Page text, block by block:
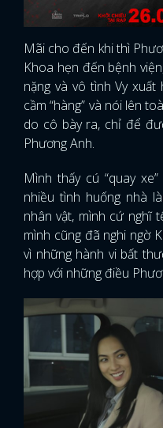
Mãi cho đến khi thì
Khoa hẹn đến bệnh
nặng và vô tình Vy
cầm “hàng” và nói lên
do cô bày ra, chỉ để
Phương Anh.
Mình thấy cú “quay
nhiều tình huống nhà
nhân vật, mình cứ nghĩ
mình cũng đã nghi ngờ
vì những hành vi bất
hợp với những điều